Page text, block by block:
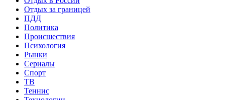
Отдых за границей
ПДД
Политика
Происшествия
Психология
Рынки
Сериалы
Спорт
ТВ
Теннис